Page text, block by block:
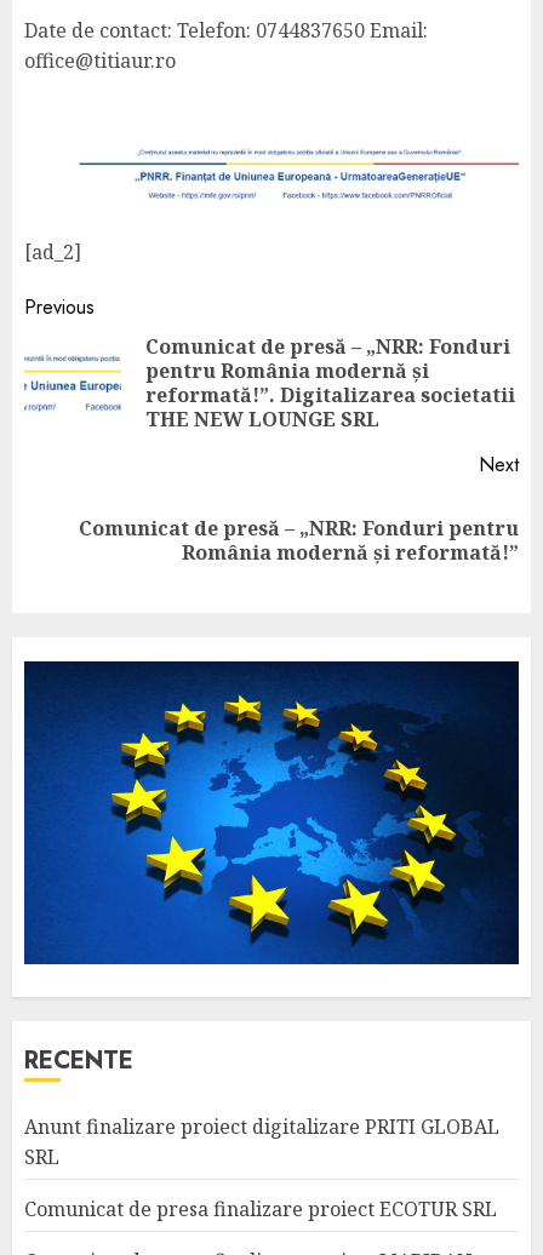
Date de contact: Telefon: 0744837650 Email:
office@titiaur.ro
[ad_2]
Previous
Comunicat de presă – „NRR: Fonduri
pentru România modernă și
reformată!”. Digitalizarea societatii
THE NEW LOUNGE SRL
Next
Comunicat de presă – „NRR: Fonduri pentru
România modernă și reformată!”
RECENTE
Anunt finalizare proiect digitalizare PRITI GLOBAL
SRL
Comunicat de presa finalizare proiect ECOTUR SRL